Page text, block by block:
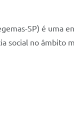
SP) é uma
social no âmbito